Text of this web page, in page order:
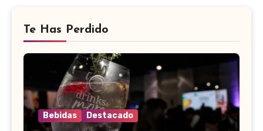
Te Has Perdido
Bebidas Destacado